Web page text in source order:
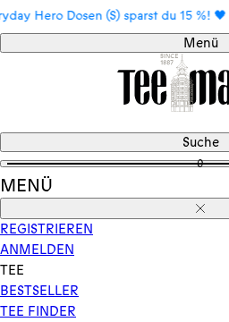
Direkt
zum
Inhalt
Dosen (S) sparst du 15 %! 🖤
Menü
Suche
0
MENÜ
REGISTRIEREN
ANMELDEN
TEE
BESTSELLER
TEE FINDER